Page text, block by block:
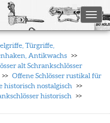
Türgriffe,
Antikwachs
alt Schrankschlösser
Offene Schlösser rustikal für
historisch nostalgisch
historisch